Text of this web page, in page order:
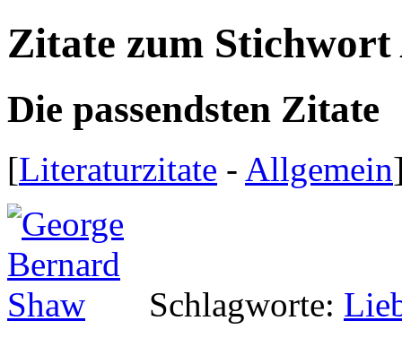
Zitate zum Stichwort
Die passendsten Zitate
[Literaturzitate - Allgemein
Schlagworte: